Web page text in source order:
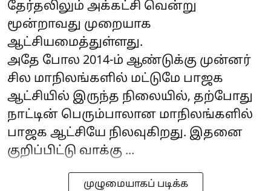
தேர்தலிலும் அக்கட்சி வென்று
மூன்றாவது முறையாக
ஆட்சியமைத்துள்ளது.
அதே போல 2014-ம் ஆண்டுக்கு முன்னர்
சில மாநிலங்களில் மட்டுமே பாஜக
ஆட்சியில் இருந்த நிலையில், தற்போது
நாட்டின் பெரும்பாலான மாநிலங்களில்
பாஜக ஆட்சியே நிலவுகிறது. இதனை
குறிப்பிட்டு வாக்கு ...
முழுமையாகப் படிக்க